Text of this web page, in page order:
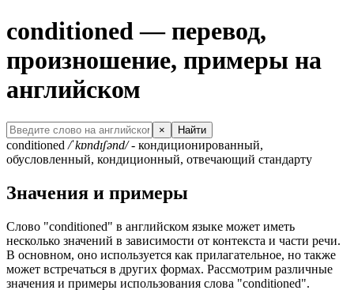
conditioned — перевод,
произношение, примеры на
английском
× Найти
conditioned /ˈkɒndɪʃənd/- кондиционированный,
обусловленный, кондиционный, отвечающий стандарту
Значения и примеры
Слово "conditioned" в английском языке может иметь
несколько значений в зависимости от контекста и части речи.
В основном, оно используется как прилагательное, но также
может встречаться в других формах. Рассмотрим различные
значения и примеры использования слова "conditioned".